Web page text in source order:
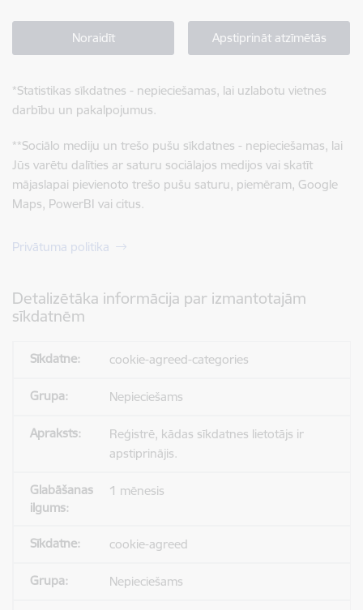
Noraidīt Apstiprināt atzīmētās
*Statistikas sīkdatnes - nepieciešamas, lai uzlabotu vietnes
darbību un pakalpojumus.
**Sociālo mediju un trešo pušu sīkdatnes - nepieciešamas, lai
Jūs varētu dalīties ar saturu sociālajos medijos vai skatīt
mājaslapai pievienoto trešo pušu saturu, piemēram, Google
Maps, PowerBI vai citus.
Privātuma politika
Detalizētāka informācija par izmantotajām
sīkdatnēm
cookie-agreed-categories
Nepieciešams
Reģistrē, kādas sīkdatnes lietotājs ir
apstiprinājis.
1 mēnesis
cookie-agreed
Nepieciešams